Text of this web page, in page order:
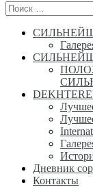
Поиск
Дневник
Контакты